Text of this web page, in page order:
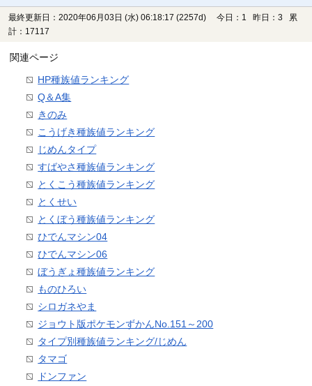
最終更新日：2020年06月03日 (水) 06:18:17 (2257d)
今日：1 昨日：3 累
計：17117
関連ページ
HP種族値ランキング
Q＆A集
きのみ
こうげき種族値ランキング
じめんタイプ
すばやさ種族値ランキング
とくこう種族値ランキング
とくせい
とくぼう種族値ランキング
ひでんマシン04
ひでんマシン06
ぼうぎょ種族値ランキング
ものひろい
シロガネやま
ジョウト版ポケモンずかんNo.151～200
タイプ別種族値ランキング/じめん
タマゴ
ドンファン